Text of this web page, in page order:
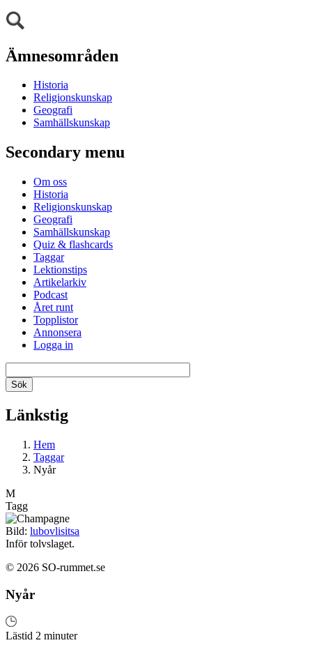
Ämnesområden
Historia
Religionskunskap
Geografi
Samhällskunskap
Secondary menu
Om oss
Historia
Religionskunskap
Geografi
Samhällskunskap
Quiz & flashcards
Taggar
Lektionstips
Artikelarkiv
Podcast
Året runt
Topplistor
Annonsera
Logga in
Länkstig
Hem
Taggar
Nyår
M
Tagg
Bild: lubovlisitsa
Inför tolvslaget.
© 2026 SO-rummet.se
Nyår
Lästid 2 minuter